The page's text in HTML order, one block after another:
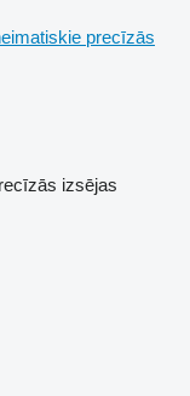
precīzās
izsējas